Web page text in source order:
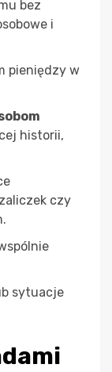
bez
i
pieniędzy w
historii,
czy
sytuacje